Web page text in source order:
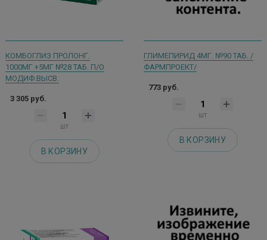
КОМБОГЛИЗ ПРОЛОНГ.
1000МГ.+5МГ №28 ТАБ. П/О
МОДИФ.ВЫСВ.
3 305 руб.
шт
В КОРЗИНУ
ГЛИМЕПИРИД 4МГ. №90 ТАБ. /
ФАРМПРОЕКТ/
773 руб.
шт
В КОРЗИНУ